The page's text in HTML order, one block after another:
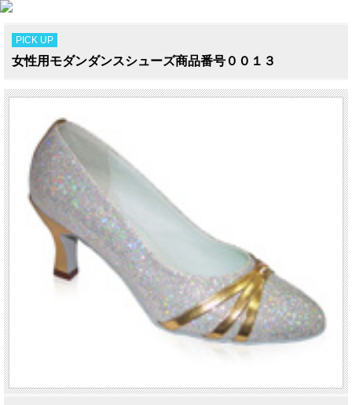
PICK UP
女性用モダンダンスシューズ商品番号００１３